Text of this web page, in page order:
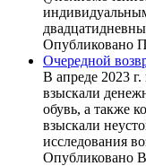
Опубликовано
Очередной
В апреде 2023
взыскали
обувь, а также
взыскали
исследования
Опубликовано